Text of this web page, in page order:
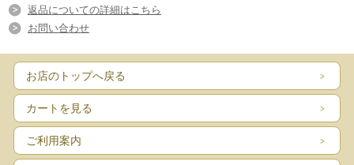
返品についての詳細はこちら
お問い合わせ
お店のトップへ戻る
カートを見る
ご利用案内